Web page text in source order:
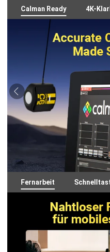
Calman Ready 4K-
Fernarbeit